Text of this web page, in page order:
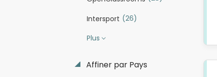
Intersport (26)
Plus
Affiner par Pays